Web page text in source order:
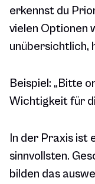
erkennst du
vielen Optionen
unübersichtlich,
Beispiel: „Bitte
Wichtigkeit für
In der Praxis ist
sinnvollsten.
bilden das